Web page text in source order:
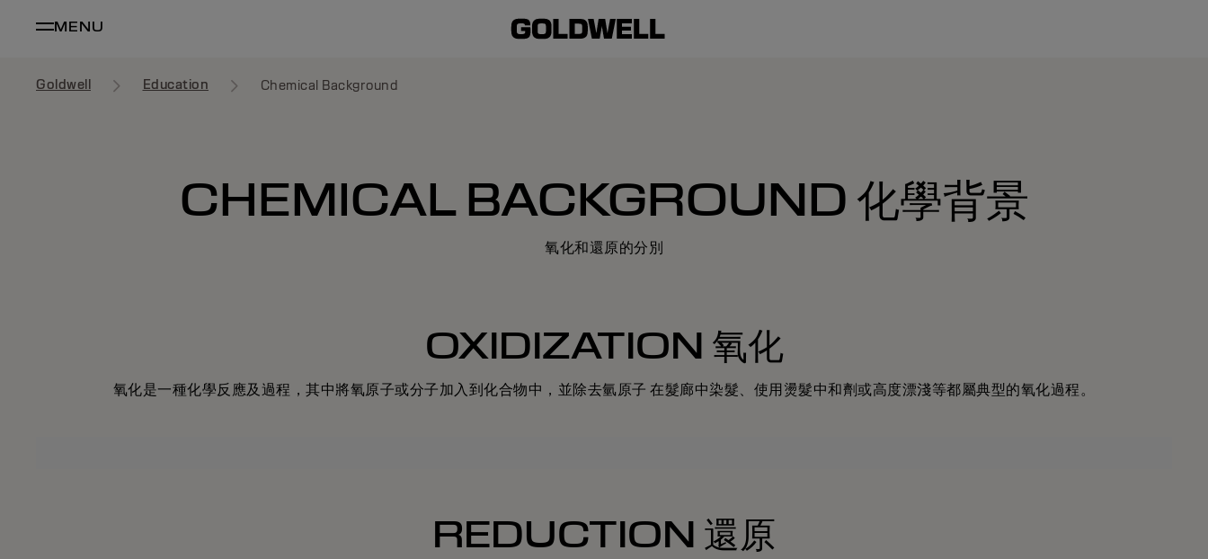
MENU
Goldwell Education Chemical Background
CHEMICAL BACKGROUND 化學背景
氧化和還原的分別
OXIDIZATION 氧化
氧化是一種化學反應及過程，其中將氧原子或分子加入到化合物中，並除去氫原子 在髮廊中染髮、使用燙髮中和劑或高度漂淺等都屬典型的氧化過程。
REDUCTION 還原